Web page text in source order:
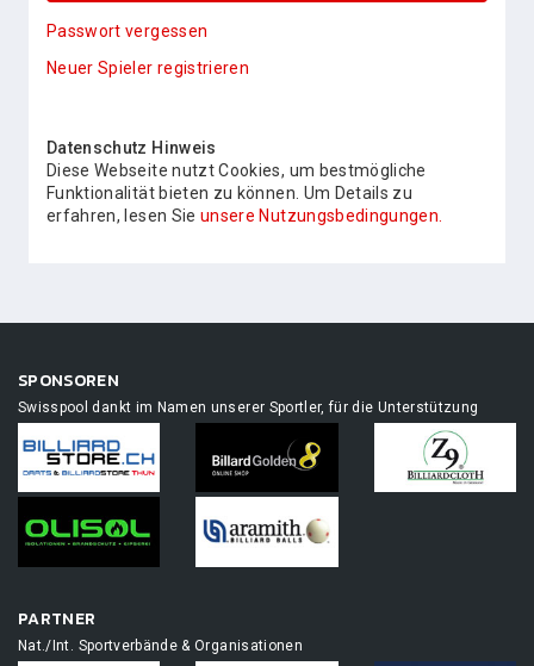
Passwort vergessen
Neuer Spieler registrieren
Datenschutz Hinweis
Diese Webseite nutzt Cookies, um bestmögliche
Funktionalität bieten zu können. Um Details zu
erfahren, lesen Sie unsere Nutzungsbedingungen.
SPONSOREN
Swisspool dankt im Namen unserer Sportler, für die Unterstützung
PARTNER
Nat./Int. Sportverbände & Organisationen